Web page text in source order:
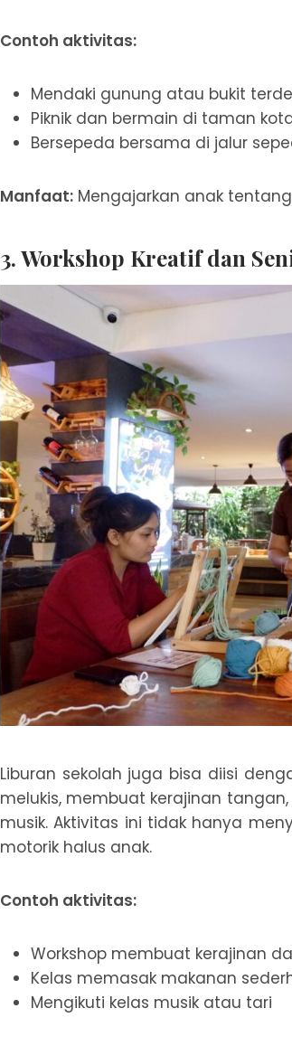
Contoh aktivitas:
Mendaki gunung atau bukit
Piknik dan bermain di taman
Bersepeda bersama di jalur
Manfaat: Mengajarkan anak
3.Workshop Kreatif dan
Liburan sekolah juga bisa diisi
melukis, membuat kerajinan
musik. Aktivitas ini tidak hanya
motorik halus anak.
Contoh aktivitas:
Workshop membuat kerajinan
Kelas memasak makanan
Mengikuti kelas musik atau tari